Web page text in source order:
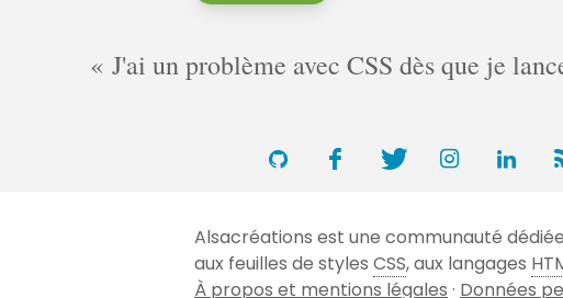
J'ai un problème avec CSS dès que je
Alsacréations est une communauté
aux feuilles de styles CSS, aux langages
À propos et mentions légales · Données